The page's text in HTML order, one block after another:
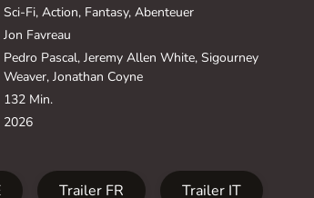
Sci-Fi, Action, Fantasy, Abenteuer
Jon Favreau
Pedro Pascal, Jeremy Allen White, Sigourney
Weaver, Jonathan Coyne
132 Min.
2026
Trailer FR
Trailer IT